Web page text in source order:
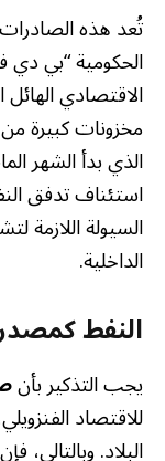
تُعد هذه
الاقتصادي
مخزونات كبيرة
الذي بدأ الشهر
استئناف تدفق
السيولة اللازمة
الداخلية.
النفط
يجب التذكير بأن
للاقتصاد
البلاد.